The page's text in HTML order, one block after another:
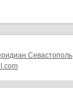
Севастополь